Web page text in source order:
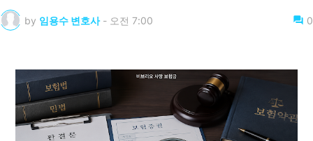
by 임용수 변호사 - 오전 7:00 0